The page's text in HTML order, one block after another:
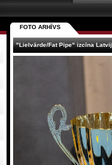
FOTO ARHĪVS
"Lielvārde/Fat Pipe" izcīna